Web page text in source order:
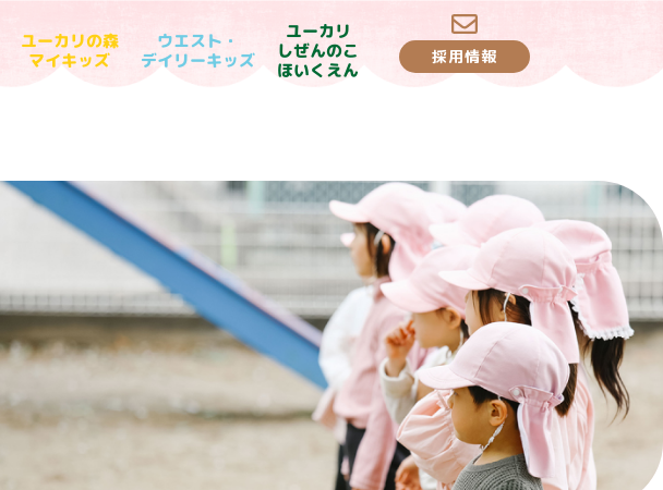
ユーカリの森
マイキッズ
ウエスト・
デイリーキッズ
ユーカリ
しぜんのこ
ほいくえん
採用情報